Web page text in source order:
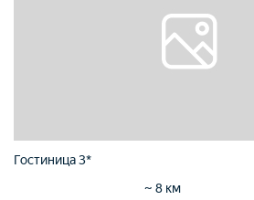
Гостиница 3*
~ 8 км